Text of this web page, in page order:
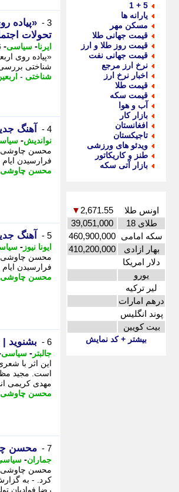
5 + 1
یارانه ها
مسکن مهر
قیمت جهانی طلا
قیمت روز طلا و ارز
قیمت جهانی نفت
نرخ ارز مرجع
اخبار نرخ ارز
قیمت طلا
قیمت سکه
آب و هوا
بازار کار
افغانستان
تاجیکستان
ویدئو های ورزشی
طنز و کاریکاتور
بازار آتی سکه
اونس طلا 2,671.55
▼
طلای 18
39,051,000
سکه امامی 460,900,000
بهار ازادی
410,200,000
دلار امریکا
یورو
لیر ترکیه
درهم امارات
پوند انگلیس
بیت کویین
بیشتر + کد نمایش
3 -
«پیاده
تحولات
ایرنا- سیاسی- 5 روز
«پیاده روی
شناختی بررسی
شناختی -
4 - آهنگ جدید
نواندیش-
فرارسیدن ایام اربعین،
محسن چاوشی
5 - آهنگ
ایونا نیوز -
فرارسیدن ایام اربعین،
محسن چاوشی
6 - بشنوید
جالبتر - سیاسی
این اثر با
است. مجید
مهدی کریمی
محسن چاوشی
7 - محسن
جماران-
کرد. - به
رضا فوادیان